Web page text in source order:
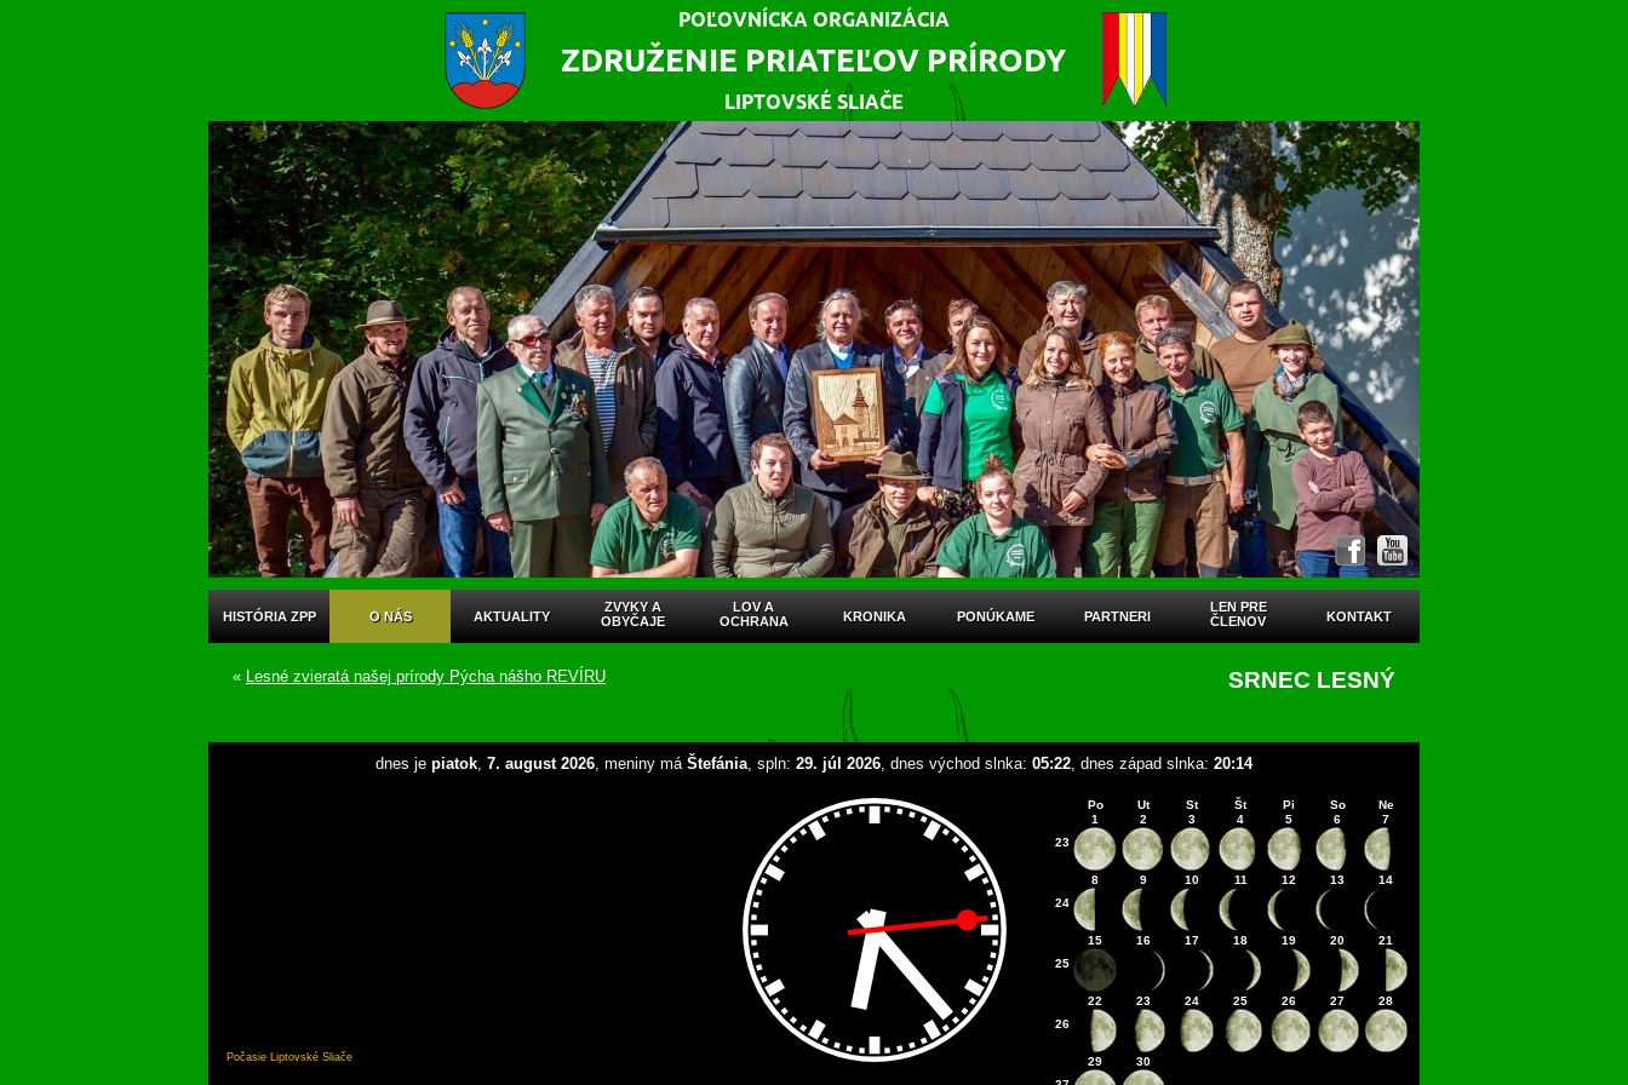
HISTÓRIA ZPP O NÁS AKTUALITY
ZVYKY A
OBYČAJE
LOV A
OCHRANA
KRONIKA PONÚKAME PARTNERI
LEN PRE
ČLENOV
KONTAKT
« Lesné zvieratá našej prírody Pýcha nášho REVÍRU SRNEC LESNÝ
dnes je piatok, 7. august 2026, meniny má Štefánia, spln: 29. júl 2026, dnes východ slnka: 05:22, dnes západ slnka: 20:14
Počasie Liptovské Sliače